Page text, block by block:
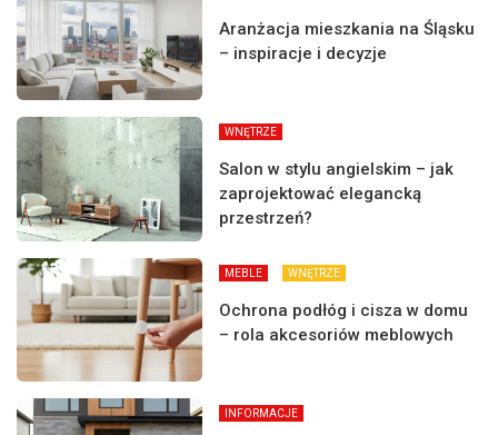
Aranżacja mieszkania na Śląsku
– inspiracje i decyzje
WNĘTRZE
Salon w stylu angielskim – jak
zaprojektować elegancką
przestrzeń?
MEBLE WNĘTRZE
Ochrona podłóg i cisza w domu
– rola akcesoriów meblowych
INFORMACJE